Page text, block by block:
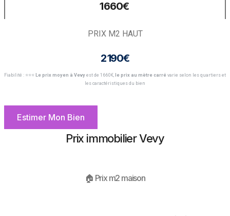
1 660€ ​
PRIX M2 HAUT
2 190€
Fiabilité : ⭐️⭐️⭐️ Le prix moyen à Vevy est de 1 660€, le prix au mètre carré varie selon les quartiers et
les caractéristiques du bien
Estimer Mon Bien
Prix immobilier Vevy
🏠 Prix m2 maison